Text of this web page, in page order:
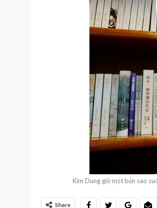
Kim Dung giữ một bản sao
Share